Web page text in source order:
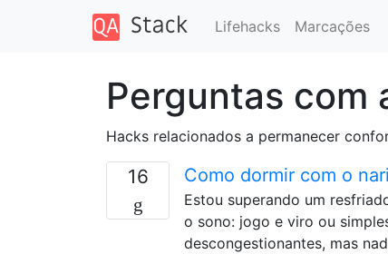
Lifehacks Marcações
Perguntas com
Hacks relacionados a permanecer
16 Como dormir com o
Estou superando um
o sono: jogo e viro ou
descongestionantes, mas